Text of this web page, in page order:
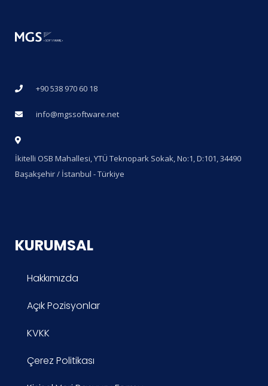
+90 538 970 60 18
info@mgssoftware.net
İkitelli OSB Mahallesi, YTÜ Teknopark Sokak, No:1, D:101, 34490
Başakşehir / İstanbul - Türkiye
KURUMSAL
Hakkımızda
Açık Pozisyonlar
KVKK
Çerez Politikası